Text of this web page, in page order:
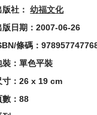
版社：幼福文化
版日期：2007-06-26
條碼：
裝：單色平裝
寸：26 x 19 cm
數：88